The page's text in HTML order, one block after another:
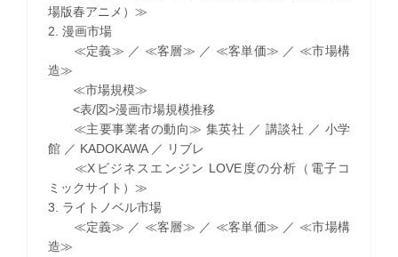
場版春アニメ）≫
2. 漫画市場
≪定義≫ ／ ≪客層≫ ／ ≪客単価≫ ／ ≪市場構
造≫
≪市場規模≫
<表/図>漫画市場規模推移
≪主要事業者の動向≫ 集英社 ／ 講談社 ／ 小学
館 ／ KADOKAWA ／ リブレ
≪Xビジネスエンジン LOVE度の分析（電子コ
ミックサイト）≫
3. ライトノベル市場
≪定義≫ ／ ≪客層≫ ／ ≪客単価≫ ／ ≪市場構
造≫